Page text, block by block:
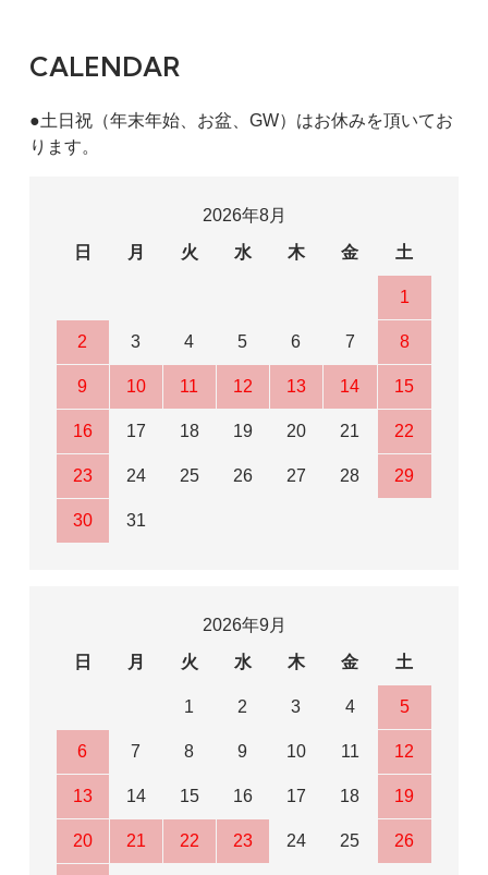
CALENDAR
●土日祝（年末年始、お盆、GW）はお休みを頂いてお
ります。
2026年8月
日
月 火 水 木 金 土
1
2 3 4 5 6 7 8
9 10 11 12 13 14 15
16 17 18 19 20 21 22
23 24 25 26 27 28 29
30 31
2026年9月
日
月 火 水 木 金 土
1 2 3 4 5
6 7 8 9 10 11 12
13 14 15 16 17 18 19
20 21 22 23 24 25 26